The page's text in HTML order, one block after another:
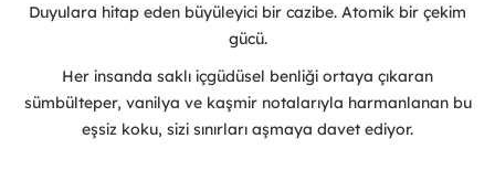
Duyulara hitap eden büyüleyici bir cazibe. Atomik bir çekim
gücü.
Her insanda saklı içgüdüsel benliği ortaya çıkaran
sümbülteper, vanilya ve kaşmir notalarıyla harmanlanan bu
eşsiz koku, sizi sınırları aşmaya davet ediyor.